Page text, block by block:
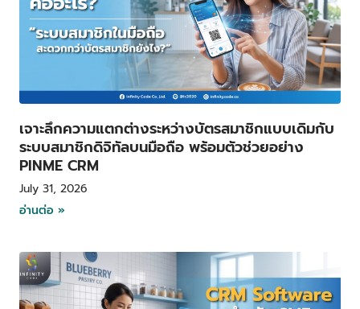
เจาะลึกความแตกต่างระหว่างบัตรสมาชิกแบบเดิมกับ
ระบบสมาชิกดิจิทัลบนมือถือ พร้อมตัวช่วยอย่าง
PINME CRM
July 31, 2026
อ่านต่อ »